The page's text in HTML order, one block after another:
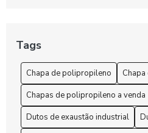
Chapa de polipropileno é a
Chapa de Polipropileno Preço:
Chapa de Polipropileno Preço:
Tags
Chapa de polipropileno
Chapas de polipropileno a venda
Dutos de exaustão industrial